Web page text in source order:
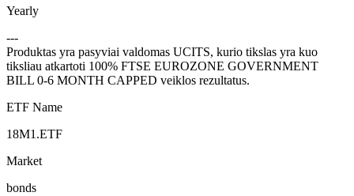
Yearly
---
Produktas yra pasyviai valdomas UCITS, kurio tikslas yra kuo
tiksliau atkartoti 100% FTSE EUROZONE GOVERNMENT
BILL 0-6 MONTH CAPPED veiklos rezultatus.
ETF Name
18M1.ETF
Market
bonds